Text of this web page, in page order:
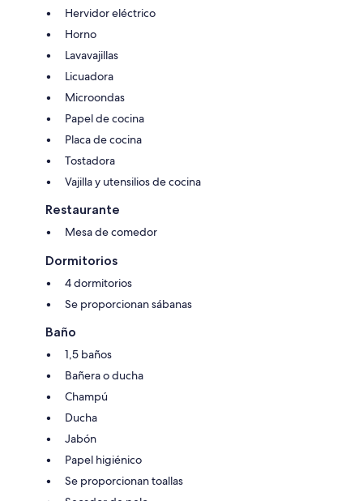
Hervidor eléctrico
Horno
Lavavajillas
Licuadora
Microondas
Papel de cocina
Placa de cocina
Tostadora
Vajilla y utensilios de cocina
Restaurante
Mesa de comedor
Dormitorios
4 dormitorios
Se proporcionan sábanas
Baño
1,5 baños
Bañera o ducha
Champú
Ducha
Jabón
Papel higiénico
Se proporcionan toallas